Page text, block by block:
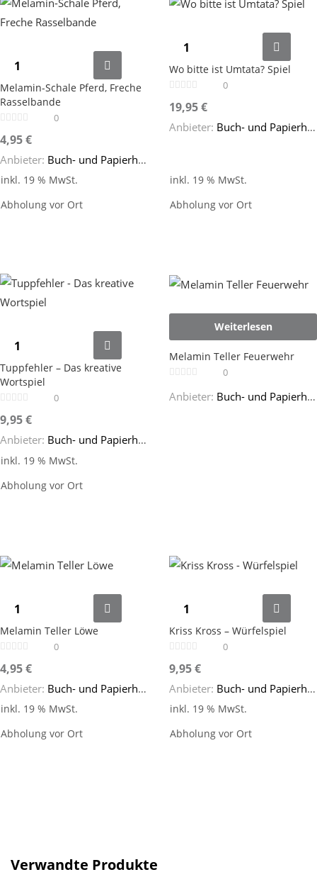
Melamin-Schale Pferd, Freche
Rasselbande
0
4,95€
Anbieter: Buch- und Papierhaus Cafitz
inkl. 19 % MwSt.
Abholung vor Ort
Wo bitte ist Umtata? Spiel
0
19,95€
Anbieter: Buch- und Papierhaus Cafitz
inkl. 19 % MwSt.
Abholung vor Ort
Tuppfehler – Das kreative
Wortspiel
0
9,95€
Anbieter: Buch- und Papierhaus Cafitz
inkl. 19 % MwSt.
Abholung vor Ort
Weiterlesen
Melamin Teller Feuerwehr
0
Anbieter: Buch- und Papierhaus Cafitz
Melamin Teller Löwe
0
4,95€
Anbieter: Buch- und Papierhaus Cafitz
inkl. 19 % MwSt.
Abholung vor Ort
Kriss Kross – Würfelspiel
0
9,95€
Anbieter: Buch- und Papierhaus Cafitz
inkl. 19 % MwSt.
Abholung vor Ort
Verwandte Produkte